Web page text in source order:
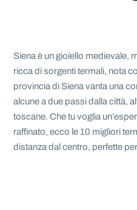
Siena è un gioiello medievale,
ricca di sorgenti termali, nota
provincia di Siena vanta una
alcune a due passi dalla città,
toscane. Che tu voglia
raffinato, ecco le 10 migliori
distanza dal centro, perfette